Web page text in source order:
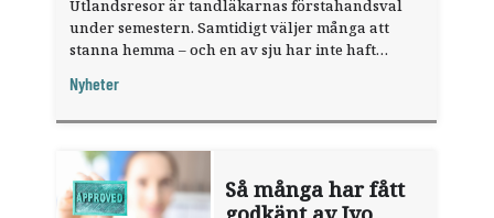
Utlandsresor är tandläkarnas förstahandsval
under semestern. Samtidigt väljer många att
stanna hemma – och en av sju har inte haft
fråga".
Nyheter
Så många har fått